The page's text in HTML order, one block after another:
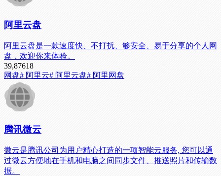
阿里云盘
阿里云盘是一款速度快、不打扰、够安全、易于分享的个人网
盘，欢迎你来体验。
39,87618
网盘# 阿里云# 阿里云盘# 阿里网盘
腾讯微云
微云是腾讯公司为用户精心打造的一项智能云服务, 您可以通
过微云方便地在手机和电脑之间同步文件、推送照片和传输数
据。